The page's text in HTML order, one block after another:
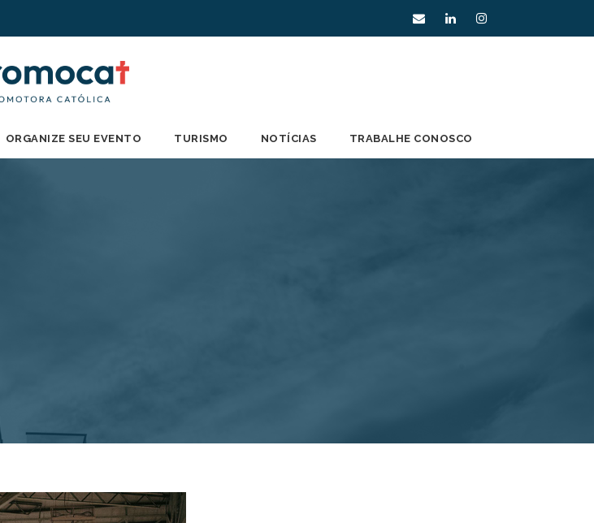
ORGANIZE SEU EVENTO TURISMO NOTÍCIAS TRABALHE CONOSCO